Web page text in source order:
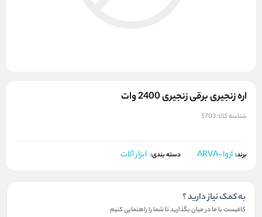
اره زنجيری برقی زنجیری 2400 وات
شناسه کالا:5703
برند: اروا-ARVA دسته بندی: ابزار آلات
به کمک نیاز دارید ؟
کافیست با ما در میان بگذارید تا شما را راهنمایی کنیم